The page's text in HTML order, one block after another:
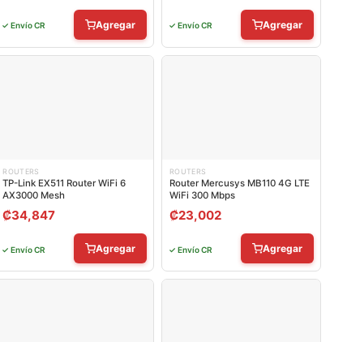
✓ Envío CR Agregar ✓ Envío CR Agregar
ROUTERS
TP-Link EX511 Router WiFi 6
AX3000 Mesh
₡34,847
✓ Envío CR Agregar
ROUTERS
Router Mercusys MB110 4G LTE
WiFi 300 Mbps
₡23,002
✓ Envío CR Agregar